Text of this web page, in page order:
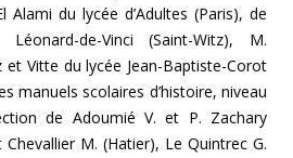
Alami du lycée d’Adultes (Paris), de
de-Vinci (Saint-Witz), M.
Vitte du lycée Jean-Baptiste-Corot
manuels scolaires d’histoire, niveau
de Adoumié V. et P. Zachary
M. (Hatier), Le Quintrec G.